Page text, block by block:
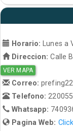
Horario:
Lunes
Direccion: Calle
VER MAPA
Correo:
Telefono:
Whatsapp:
Pagina Web: